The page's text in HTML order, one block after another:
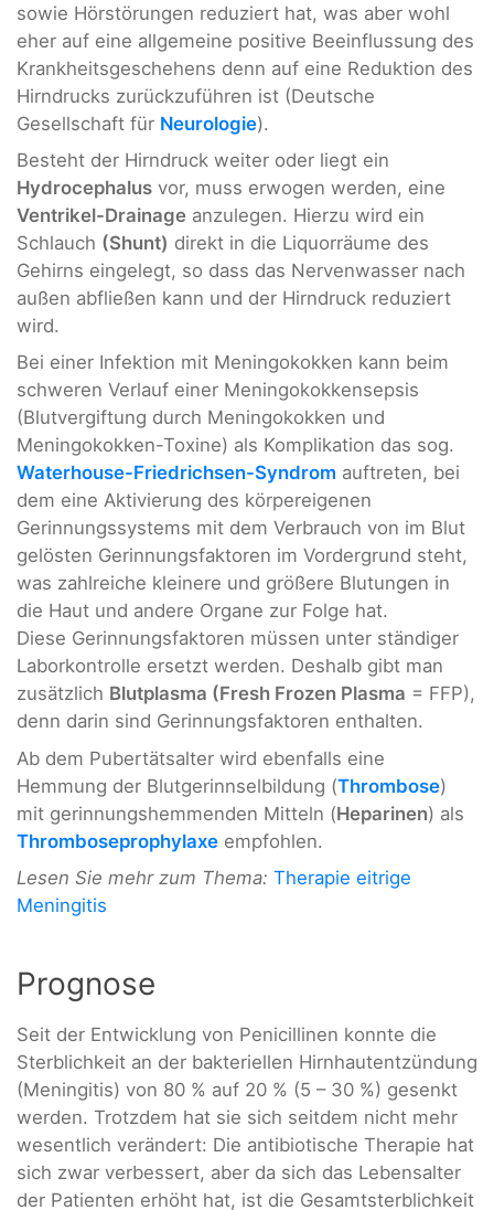
sowie Hörstörungen reduziert hat, was aber wohl
eher auf eine allgemeine positive Beeinflussung des
Krankheitsgeschehens denn auf eine Reduktion des
Hirndrucks zurückzuführen ist (Deutsche
Gesellschaft für Neurologie).
Besteht der Hirndruck weiter oder liegt ein
Hydrocephalus vor, muss erwogen werden, eine
Ventrikel-Drainage anzulegen. Hierzu wird ein
Schlauch (Shunt) direkt in die Liquorräume des
Gehirns eingelegt, so dass das Nervenwasser nach
außen abfließen kann und der Hirndruck reduziert
wird.
Bei einer Infektion mit Meningokokken kann beim
schweren Verlauf einer Meningokokkensepsis
(Blutvergiftung durch Meningokokken und
Meningokokken-Toxine) als Komplikation das sog.
Waterhouse-Friedrichsen-Syndrom auftreten, bei
dem eine Aktivierung des körpereigenen
Gerinnungssystems mit dem Verbrauch von im Blut
gelösten Gerinnungsfaktoren im Vordergrund steht,
was zahlreiche kleinere und größere Blutungen in
die Haut und andere Organe zur Folge hat.
Diese Gerinnungsfaktoren müssen unter ständiger
Laborkontrolle ersetzt werden. Deshalb gibt man
zusätzlich Blutplasma (Fresh Frozen Plasma = FFP),
denn darin sind Gerinnungsfaktoren enthalten.
Ab dem Pubertätsalter wird ebenfalls eine
Hemmung der Blutgerinnselbildung (Thrombose)
mit gerinnungshemmenden Mitteln (Heparinen) als
Thromboseprophylaxe empfohlen.
Lesen Sie mehr zum Thema: Therapie eitrige
Meningitis
Prognose
Seit der Entwicklung von Penicillinen konnte die
Sterblichkeit an der bakteriellen Hirnhautentzündung
(Meningitis) von 80 % auf 20 % (5 – 30 %) gesenkt
werden. Trotzdem hat sie sich seitdem nicht mehr
wesentlich verändert: Die antibiotische Therapie hat
sich zwar verbessert, aber da sich das Lebensalter
der Patienten erhöht hat, ist die Gesamtsterblichkeit